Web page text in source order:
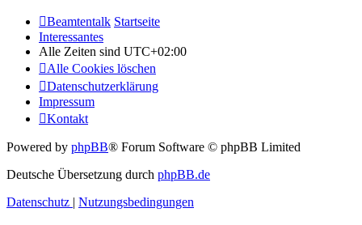
Beamtentalk Startseite
Interessantes
Alle Zeiten sind UTC+02:00
Alle Cookies löschen
Datenschutzerklärung
Impressum
Kontakt
Powered by phpBB® Forum Software © phpBB Limited
Deutsche Übersetzung durch phpBB.de
Datenschutz | Nutzungsbedingungen